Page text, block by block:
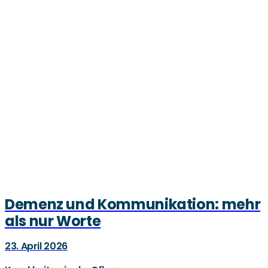
Demenz und Kommunikation: mehr
als nur Worte
23. April 2026